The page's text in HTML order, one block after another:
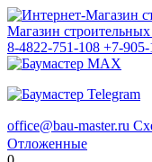
Магазин
8-4822-751-108 +7-
office@bau-master.ru
Отложенные